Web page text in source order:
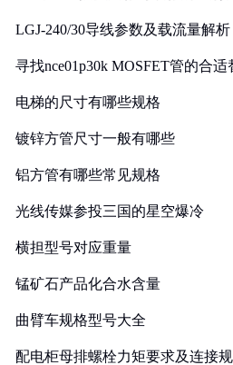
LGJ-240/30导线参数及载流量解析
寻找nce01p30k MOSFET管的合
电梯的尺寸有哪些规格
镀锌方管尺寸一般有哪些
铝方管有哪些常见规格
光线传媒参投三国的星空爆冷
横担型号对应重量
锰矿石产品化合水含量
曲臂车规格型号大全
配电柜母排螺栓力矩要求及连接